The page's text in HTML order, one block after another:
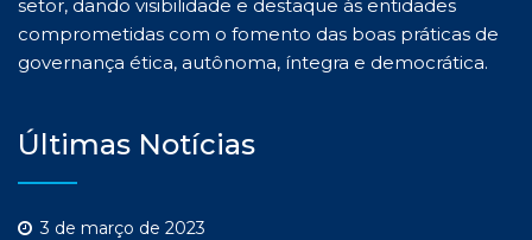
setor, dando visibilidade e destaque às entidades
comprometidas com o fomento das boas práticas de
governança ética, autônoma, íntegra e democrática.
Últimas Notícias
3 de março de 2023